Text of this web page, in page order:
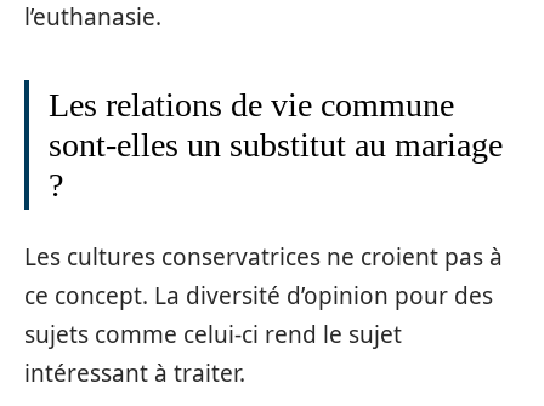
l’euthanasie.
Les relations de vie commune
sont-elles un substitut au mariage
?
Les cultures conservatrices ne croient pas à
ce concept. La diversité d’opinion pour des
sujets comme celui-ci rend le sujet
intéressant à traiter.